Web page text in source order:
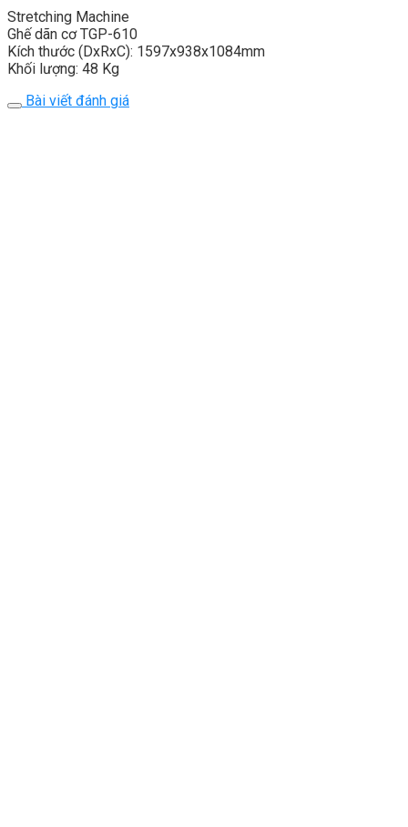
Stretching Machine
Ghế dãn cơ TGP-610
Kích thước (DxRxC): 1597x938x1084mm
Khối lượng: 48 Kg
Bài viết đánh giá